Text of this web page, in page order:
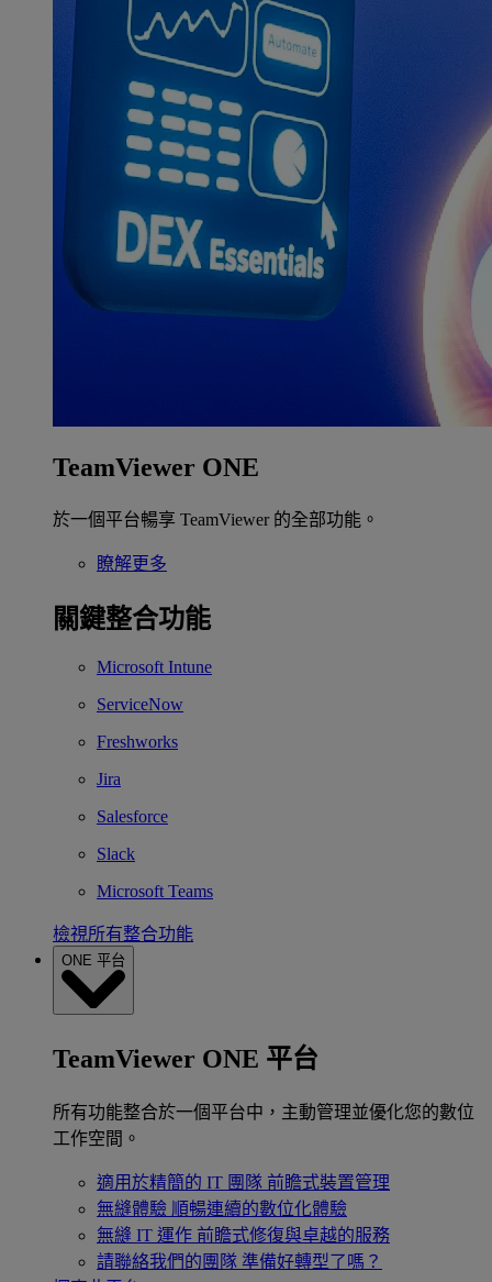
TeamViewer ONE
於一個平台暢享 TeamViewer 的全部功能。
瞭解更多
關鍵整合功能
Microsoft Intune
ServiceNow
Freshworks
Jira
Salesforce
Slack
Microsoft Teams
檢視所有整合功能
ONE 平台
TeamViewer ONE 平台
所有功能整合於一個平台中，主動管理並優化您的數位
工作空間。
適用於精簡的 IT 團隊 前瞻式裝置管理
無縫體驗 順暢連續的數位化體驗
無縫 IT 運作 前瞻式修復與卓越的服務
請聯絡我們的團隊 準備好轉型了嗎？